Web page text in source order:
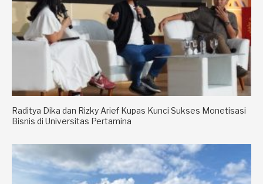
Raditya Dika dan Rizky Arief Kupas Kunci Sukses Monetisasi
Bisnis di Universitas Pertamina